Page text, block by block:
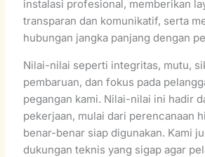
instalasi profesional, memberikan
transparan dan komunikatif, serta
hubungan jangka panjang dengan
Nilai-nilai seperti integritas, mutu,
pembaruan, dan fokus pada
pegangan kami. Nilai-nilai ini hadir
pekerjaan, mulai dari perencanaan
benar-benar siap digunakan. Kami
dukungan teknis yang sigap agar